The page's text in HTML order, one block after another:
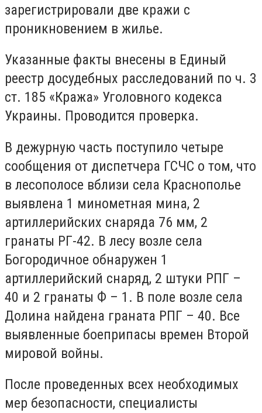
зарегистрировали две кражи с
проникновением в жилье.
Указанные факты внесены в Единый
реестр досудебных расследований по ч. 3
ст. 185 «Кража» Уголовного кодекса
Украины. Проводится проверка.
В дежурную часть поступило четыре
сообщения от диспетчера ГСЧС о том, что
в лесополосе вблизи села Краснополье
выявлена 1 минометная мина, 2
артиллерийских снаряда 76 мм, 2
гранаты РГ-42. В лесу возле села
Богородичное обнаружен 1
артиллерийский снаряд, 2 штуки РПГ –
40 и 2 гранаты Ф – 1. В поле возле села
Долина найдена граната РПГ – 40. Все
выявленные боеприпасы времен Второй
мировой войны.
После проведенных всех необходимых
мер безопасности, специалисты